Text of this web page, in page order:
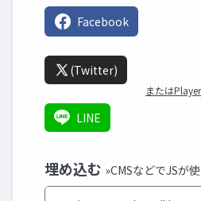
Facebook
(Twitter)
または
LINE
埋め込む »CMSなどでJSが